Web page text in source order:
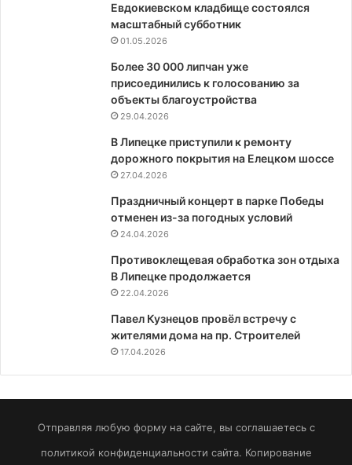
Евдокиевском кладбище состоялся
масштабный субботник
01.05.2026
Более 30 000 липчан уже
присоединились к голосованию за
объекты благоустройства
29.04.2026
В Липецке приступили к ремонту
дорожного покрытия на Елецком шоссе
27.04.2026
Праздничный концерт в парке Победы
отменен из-за погодных условий
24.04.2026
Противоклещевая обработка зон отдыха
В Липецке продолжается
22.04.2026
Павел Кузнецов провёл встречу с
жителями дома на пр. Строителей
17.04.2026
Отправляя любую форму на сайте, вы соглашаетесь с
политикой конфиденциальности сайта. Копирование